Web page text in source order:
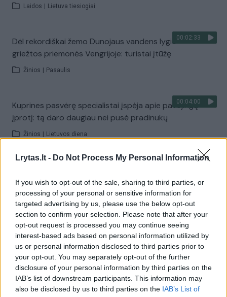
Lrytas.lt - Do Not Process My Personal Information
If you wish to opt-out of the sale, sharing to third parties, or
processing of your personal or sensitive information for
targeted advertising by us, please use the below opt-out
section to confirm your selection. Please note that after your
opt-out request is processed you may continue seeing
interest-based ads based on personal information utilized by
us or personal information disclosed to third parties prior to
your opt-out. You may separately opt-out of the further
disclosure of your personal information by third parties on the
IAB’s list of downstream participants. This information may
also be disclosed by us to third parties on the IAB’s List of
Laidos Lietuva tiesiogiai
00:02:33
Dėl rekordiškai žemo Dunojaus vandens lygio –
griežtos priemonės Vengrijoje: turistai įtūžę
Žinios Pasaulis
00:04:00
Kuprines pasvėrę specialistai įspėja apie pavojingą
įprotį: tą daro daugiau nei pusė pradinukų
Žinios Lietuvos diena
Žiūrimiausi įrašai
00:00:30
Vaizdai iš tragiškos avarijos Vilniaus r.: dviejų moterų ir
vaiko gyvybių išgelbėti nepavyko
Žinios Lietuvos diena